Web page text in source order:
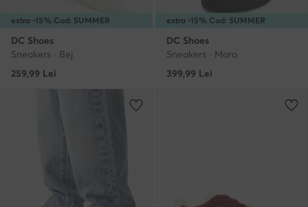
extra -15% Cod: SUMMER
DC Shoes
Sneakers · Bej
259,99 Lei
extra -15% Cod: SUMMER
DC Shoes
Sneakers · Maro
399,99 Lei